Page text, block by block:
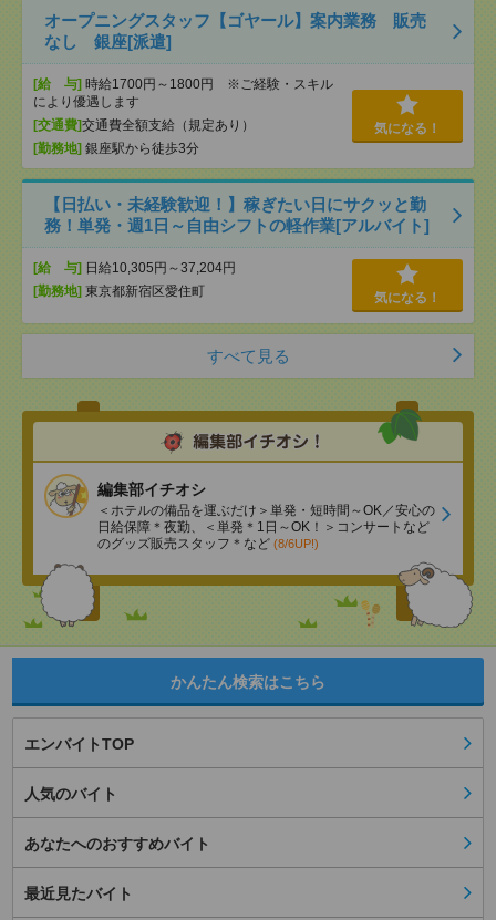
オープニングスタッフ【ゴヤール】案内業務 販売
なし 銀座[派遣]
[給 与] 時給1700円～1800円 ※ご経験・スキル
により優遇します
[交通費]交通費全額支給（規定あり）
[勤務地] 銀座駅から徒歩3分
気になる！
【日払い・未経験歓迎！】稼ぎたい日にサクッと勤
務！単発・週1日～自由シフトの軽作業[アルバイト]
[給 与] 日給10,305円～37,204円
[勤務地] 東京都新宿区愛住町 気になる！
すべて見る
編集部イチオシ
＜ホテルの備品を運ぶだけ＞単発・短時間～OK／安心の
日給保障＊夜勤、＜単発＊1日～OK！＞コンサートなど
のグッズ販売スタッフ＊など (8/6UP!)
かんたん検索はこちら
エンバイトTOP
人気のバイト
あなたへのおすすめバイト
最近見たバイト